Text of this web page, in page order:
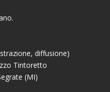
diffusione)
Tintoretto
(MI)